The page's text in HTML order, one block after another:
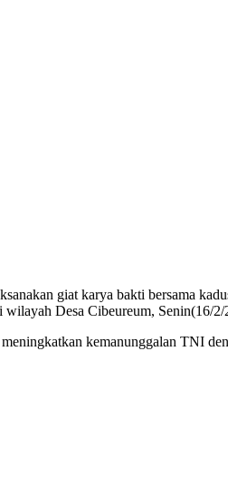
giat karya bakti bersama
Desa Cibeureum, Senin(16/2/
kemanunggalan TNI